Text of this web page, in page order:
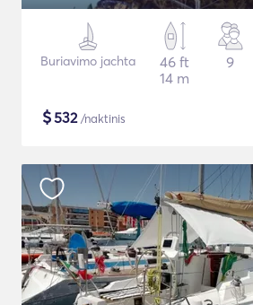
Buriavimo jachta
46 ft
14 m
9
$532/naktinis